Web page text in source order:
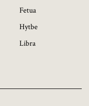
Fetua
Hytbe
Libra